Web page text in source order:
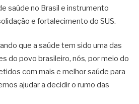
saúde no Brasil e instrumento
e fortalecimento do SUS.
que a saúde tem sido uma das
do povo brasileiro, nós, por meio do
com mais e melhor saúde para
ajudar a decidir o rumo das